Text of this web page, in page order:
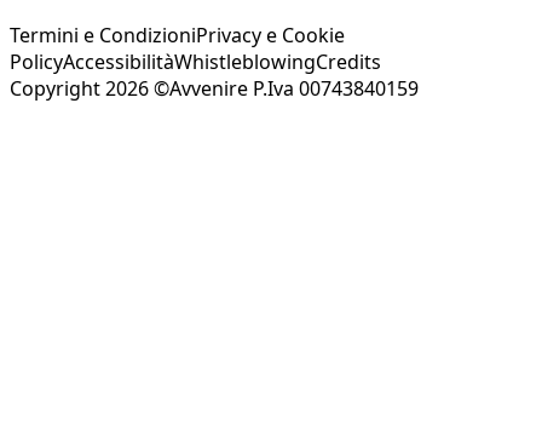
Termini e CondizioniPrivacy e Cookie
PolicyAccessibilitàWhistleblowingCredits
Copyright 2026 ©Avvenire P.Iva 00743840159